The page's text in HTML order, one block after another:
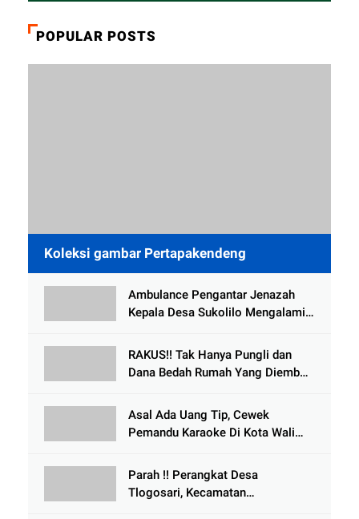
POPULAR POSTS
Koleksi gambar Pertapakendeng
Ambulance Pengantar Jenazah
Kepala Desa Sukolilo Mengalami
Meninggal Dunia
RAKUS!! Tak Hanya Pungli dan
Dana Bedah Rumah Yang Diembat,
Tlogowungu, di Duga
Selewengkan Bantuan Mushola
Asal Ada Uang Tip, Cewek
Pemandu Karaoke Di Kota Wali
Parah !! Perangkat Desa
Tlogosari, Kecamatan